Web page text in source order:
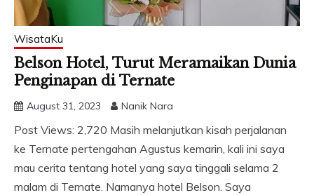
WisataKu
Belson Hotel, Turut Meramaikan Dunia
Penginapan di Ternate
August 31, 2023 Nanik Nara
Post Views: 2,720 Masih melanjutkan kisah perjalanan
ke Ternate pertengahan Agustus kemarin, kali ini saya
mau cerita tentang hotel yang saya tinggali selama 2
malam di Ternate. Namanya hotel Belson. Saya